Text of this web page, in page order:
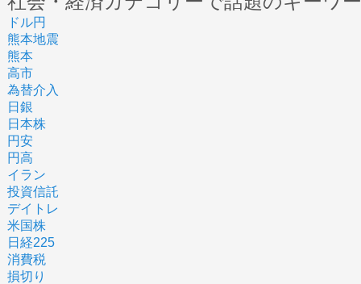
ドル円
熊本地震
熊本
高市
為替介入
日銀
日本株
円安
円高
イラン
投資信託
デイトレ
米国株
日経225
消費税
損切り